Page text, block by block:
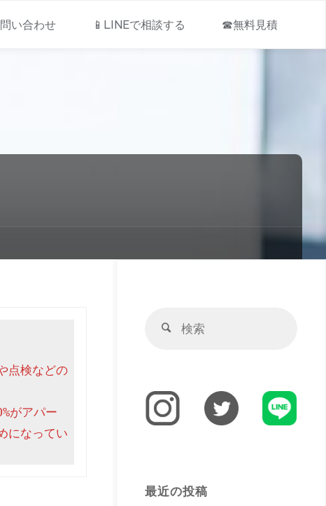
い合わせ 📱LINEで相談する ☎無料見積
点検などの
がアパー
になってい
最近の投稿